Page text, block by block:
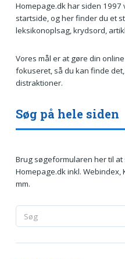
Homepage.dk har siden
startside, og her finder du et
leksikonoplsag, krydsord,
Vores mål er at gøre din
fokuseret, så du kan finde
distraktioner.
Søg på hele siden
Brug søgeformularen her til
Homepage.dk inkl.
mm.